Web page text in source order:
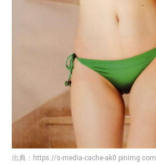
出典： https://s-media-cache-ak0.pinimg.com